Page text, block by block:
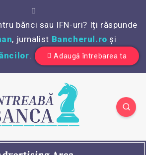
bănci sau IFN-uri? Iți răspunde
, jurnalist Bancherul.ro și
. Adaugă întrebarea ta